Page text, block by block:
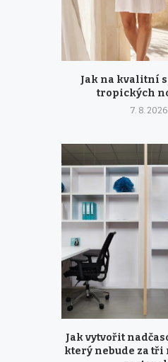
Jak na kvalitní
tropických
7. 8. 2026
Jak vytvořit
který nebude za tři